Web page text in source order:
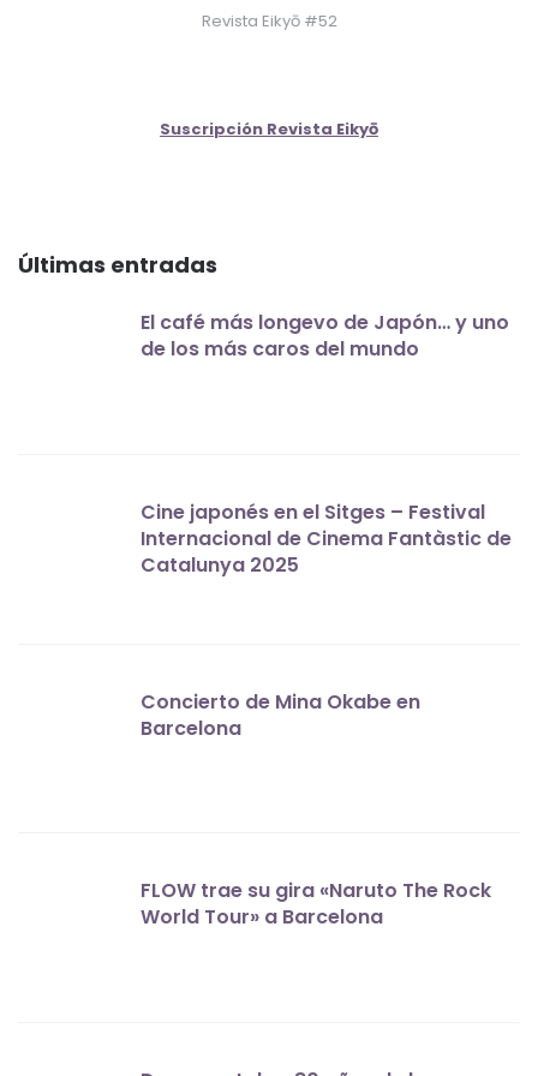
Revista Eikyō #52
Suscripción Revista Eikyō
Últimas entradas
El café más longevo de Japón… y uno
de los más caros del mundo
Cine japonés en el Sitges – Festival
Internacional de Cinema Fantàstic de
Catalunya 2025
Concierto de Mina Okabe en
Barcelona
FLOW trae su gira «Naruto The Rock
World Tour» a Barcelona